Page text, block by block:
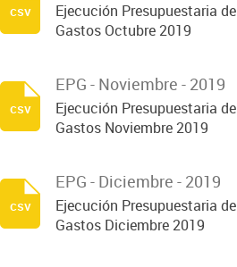
Ejecución Presupuestaria de
Gastos Octubre 2019
csv
EPG - Noviembre - 2019
Ejecución Presupuestaria de
Gastos Noviembre 2019
csv
EPG - Diciembre - 2019
Ejecución Presupuestaria de
Gastos Diciembre 2019
csv